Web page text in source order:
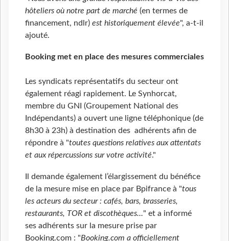
hôteliers où notre part de marché (en termes de
financement, ndlr) est historiquement élevée", a-t-il
ajouté.
Booking met en place des mesures commerciales
Les syndicats représentatifs du secteur ont
également réagi rapidement. Le Synhorcat,
membre du GNI (Groupement National des
Indépendants) a ouvert une ligne téléphonique (de
8h30 à 23h) à destination des adhérents afin de
répondre à "toutes questions relatives aux attentats
et aux répercussions sur votre activité."
Il demande également l’élargissement du bénéfice
de la mesure mise en place par Bpifrance à "tous
les acteurs du secteur : cafés, bars, brasseries,
restaurants, TOR et discothèques…" et a informé
ses adhérents sur la mesure prise par
Booking.com : "Booking.com a officiellement